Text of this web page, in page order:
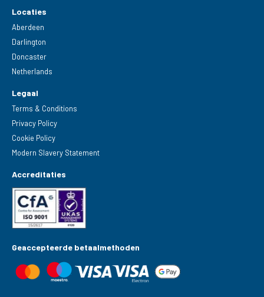
Locaties
Aberdeen
Darlington
Doncaster
Netherlands
Legaal
Terms & Conditions
Privacy Policy
Cookie Policy
Modern Slavery Statement
Accreditaties
Geaccepteerde betaalmethoden